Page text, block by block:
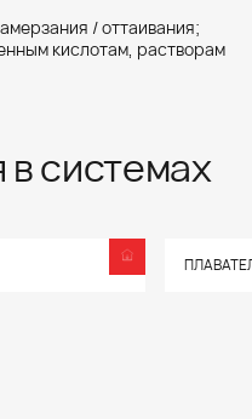
/ оттаивания;
кислотам, растворам
системах